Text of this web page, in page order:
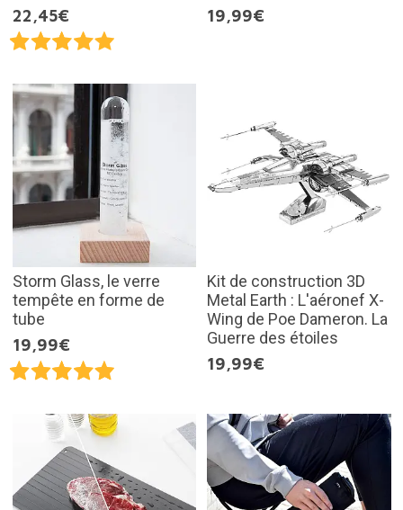
22,45€
19,99€
Storm Glass, le verre
tempête en forme de
tube
19,99€
Kit de construction 3D
Metal Earth : L'aéronef X-
Wing de Poe Dameron. La
Guerre des étoiles
19,99€